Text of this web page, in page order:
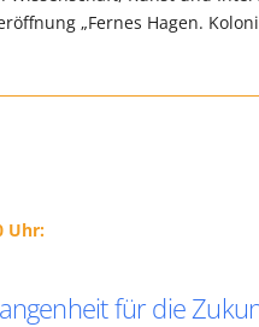
„Fernes Hagen.
Uhr:
für die